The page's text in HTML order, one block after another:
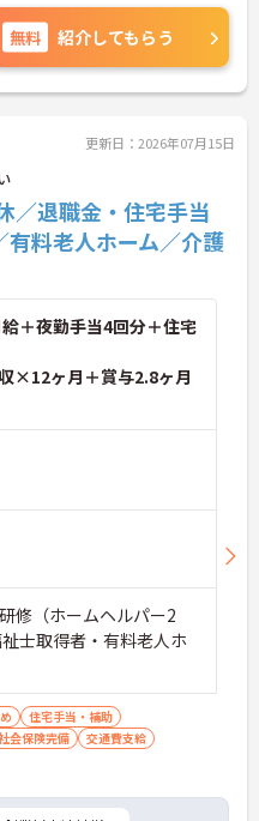
いるので、経験
は、面接対策
いたしますので
無料 紹介してもらう
更新日：2026年07月15日
／退職金・住宅手当
料老人ホーム／介護
＋夜勤手当4回分＋住宅
×12ヶ月＋賞与2.8ヶ月
修（ホームヘルパー2
士取得者・有料老人ホ
住宅手当・補助
会保険完備
交通費支給